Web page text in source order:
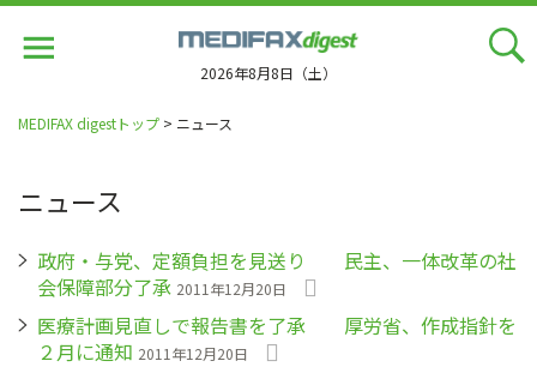
2026年8月8日（土）
MEDIFAX digestトップ > ニュース
ニュース
政府・与党、定額負担を見送り 民主、一体改革の社
会保障部分了承 2011年12月20日
医療計画見直しで報告書を了承 厚労省、作成指針を
２月に通知 2011年12月20日